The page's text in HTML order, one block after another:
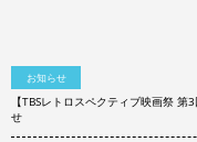
お知らせ
【TBSレトロスペクティブ映画祭
せ